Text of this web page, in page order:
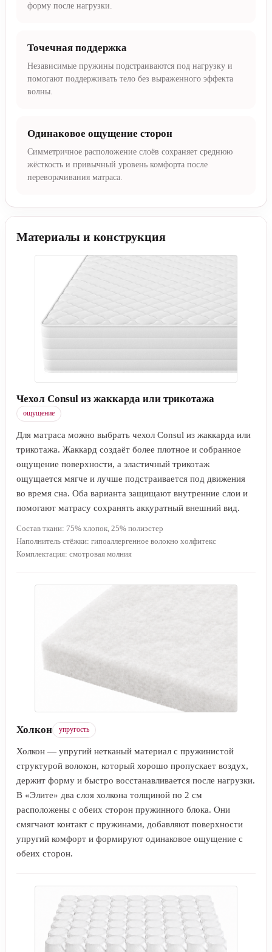
форму после нагрузки.
Точечная поддержка
Независимые пружины подстраиваются под нагрузку и
помогают поддерживать тело без выраженного эффекта
волны.
Одинаковое ощущение сторон
Симметричное расположение слоёв сохраняет среднюю
жёсткость и привычный уровень комфорта после
переворачивания матраса.
Материалы и конструкция
Чехол Consul из жаккарда или трикотажа
ощущение
Для матраса можно выбрать чехол Consul из жаккарда или
трикотажа. Жаккард создаёт более плотное и собранное
ощущение поверхности, а эластичный трикотаж
ощущается мягче и лучше подстраивается под движения
во время сна. Оба варианта защищают внутренние слои и
помогают матрасу сохранять аккуратный внешний вид.
Состав ткани: 75% хлопок, 25% полиэстер
Наполнитель стёжки: гипоаллергенное волокно холфитекс
Комплектация: смотровая молния
Холкон упругость
Холкон — упругий нетканый материал с пружинистой
структурой волокон, который хорошо пропускает воздух,
держит форму и быстро восстанавливается после нагрузки.
В «Элите» два слоя холкона толщиной по 2 см
расположены с обеих сторон пружинного блока. Они
смягчают контакт с пружинами, добавляют поверхности
упругий комфорт и формируют одинаковое ощущение с
обеих сторон.